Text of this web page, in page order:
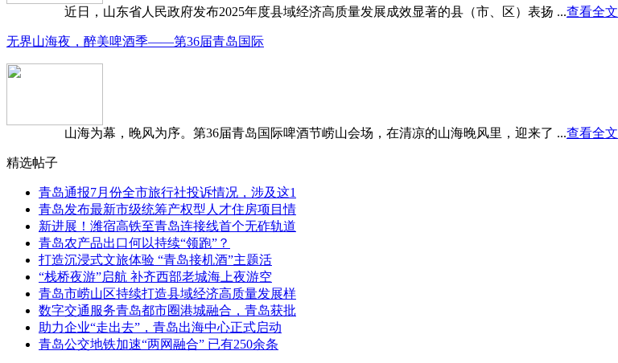
近日，山东省人民政府发布2025年度县域经济高质量发展成效显著的县（市、区）表扬 ...查看全文
无界山海夜，醉美啤酒季——第36届青岛国际
山海为幕，晚风为序。第36届青岛国际啤酒节崂山会场，在清凉的山海晚风里，迎来了 ...查看全文
精选帖子
青岛通报7月份全市旅行社投诉情况，涉及这1
青岛发布最新市级统筹产权型人才住房项目情
新进展！潍宿高铁至青岛连接线首个无砟轨道
青岛农产品出口何以持续“领跑”？
打造沉浸式文旅体验 “青岛接机酒”主题活
“栈桥夜游”启航 补齐西部老城海上夜游空
青岛市崂山区持续打造县域经济高质量发展样
数字交通服务青岛都市圈港城融合，青岛获批
助力企业“走出去”，青岛出海中心正式启动
青岛公交地铁加速“两网融合” 已有250余条